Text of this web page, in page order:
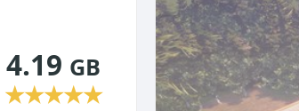
4.19 GB
★★★★★